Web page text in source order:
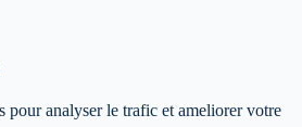
pour analyser le trafic et ameliorer votre